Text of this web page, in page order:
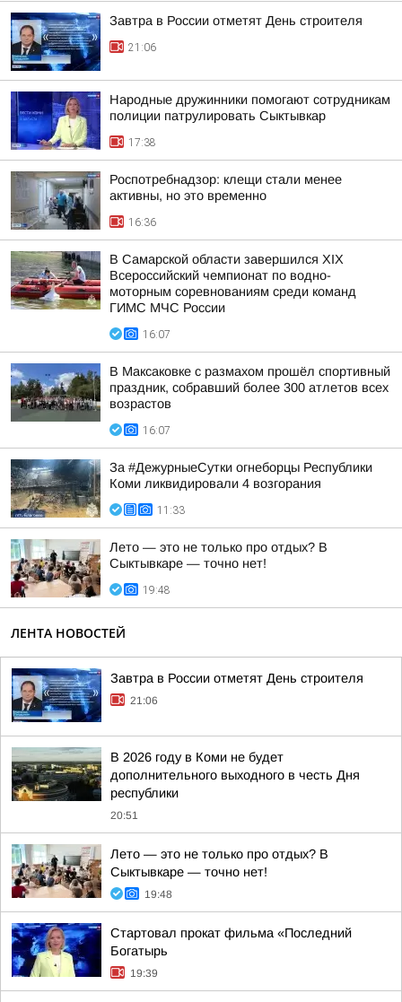
Завтра в России отметят День строителя
21:06
Народные дружинники помогают сотрудникам
полиции патрулировать Сыктывкар
17:38
Роспотребнадзор: клещи стали менее
активны, но это временно
16:36
В Самарской области завершился XIХ
Всероссийский чемпионат по водно-
моторным соревнованиям среди команд
ГИМС МЧС России
16:07
В Максаковке с размахом прошёл спортивный
праздник, собравший более 300 атлетов всех
возрастов
16:07
За #ДежурныеСутки огнеборцы Республики
Коми ликвидировали 4 возгорания
11:33
Лето — это не только про отдых? В
Сыктывкаре — точно нет!
19:48
ЛЕНТА НОВОСТЕЙ
Завтра в России отметят День строителя
21:06
В 2026 году в Коми не будет
дополнительного выходного в честь Дня
республики
20:51
Лето — это не только про отдых? В
Сыктывкаре — точно нет!
19:48
Стартовал прокат фильма «Последний
Богатырь
19:39